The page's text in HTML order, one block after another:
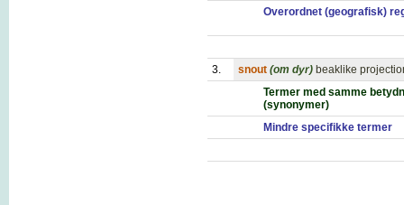
Overordnet (geografisk)
3. snout (om dyr) beaklike
Termer med samme
(synonymer)
Mindre specifikke termer